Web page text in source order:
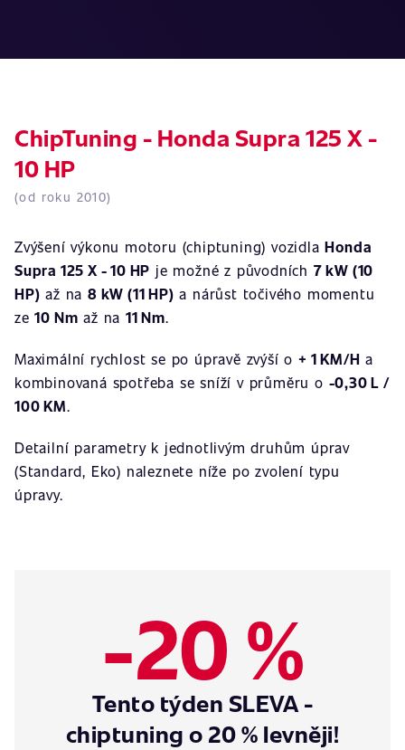
ChipTuning - Honda Supra 125 X -
10 HP
(od roku 2010)
Zvýšení výkonu motoru (chiptuning) vozidlaHonda
Supra 125 X - 10 HP je možné z původních 7 kW (10
HP) až na8 kW (11 HP) a nárůst točivého momentu
ze10 Nm až na11 Nm.
Maximální rychlost se po úpravě zvýší o + 1 KM/H a
kombinovaná spotřeba se sníží v průměru o -0,30 L /
100 KM.
Detailní parametry k jednotlivým druhům úprav
(Standard, Eko) naleznete níže po zvolení typu
úpravy.
-20 %
Tento týden SLEVA -
chiptuning o 20 % levněji!